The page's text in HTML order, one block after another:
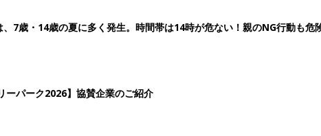
7歳・14歳の夏に多く発生。時間帯は14時が危ない！親のNG行動も危
ーパーク2026】協賛企業のご紹介